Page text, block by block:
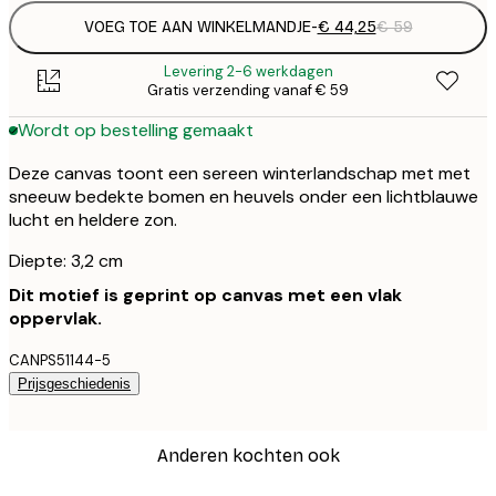
VOEG TOE AAN WINKELMANDJE-€ 44,25€ 59
Levering 2-6 werkdagen
Gratis verzending vanaf € 59
Wordt op bestelling gemaakt
Deze canvas toont een sereen winterlandschap met met
sneeuw bedekte bomen en heuvels onder een lichtblauwe
lucht en heldere zon.
Diepte: 3,2 cm
Dit motief is geprint op canvas met een vlak
oppervlak.
CANPS51144-5
Prijsgeschiedenis
Anderen kochten ook